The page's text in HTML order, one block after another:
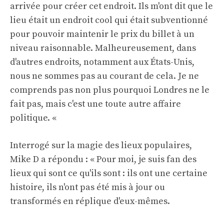
arrivée pour créer cet endroit. Ils m'ont dit que le
lieu était un endroit cool qui était subventionné
pour pouvoir maintenir le prix du billet à un
niveau raisonnable. Malheureusement, dans
d'autres endroits, notamment aux États-Unis,
nous ne sommes pas au courant de cela. Je ne
comprends pas non plus pourquoi Londres ne le
fait pas, mais c'est une toute autre affaire
politique. «
Interrogé sur la magie des lieux populaires,
Mike D a répondu : « Pour moi, je suis fan des
lieux qui sont ce qu'ils sont : ils ont une certaine
histoire, ils n'ont pas été mis à jour ou
transformés en réplique d'eux-mêmes.